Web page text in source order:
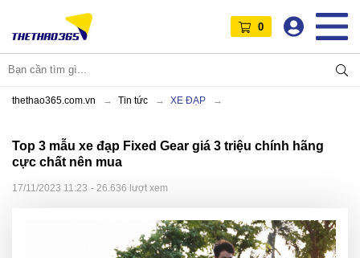
0
thethao365.com.vn Tin tức XE ĐẠP
Top 3 mẫu xe đạp Fixed Gear giá 3 triệu chính hãng
cực chất nên mua
17/11/2023 11:23 - 26.636 lượt xem